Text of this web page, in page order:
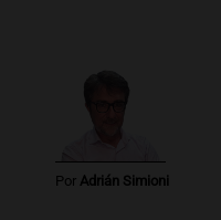
Por Adrián Simioni